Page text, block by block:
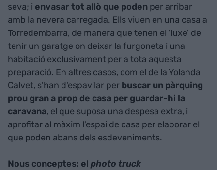
seva; i envasar tot allò que poden per arribar
amb la nevera carregada. Ells viuen en una casa a
Torredembarra, de manera que tenen el 'luxe' de
tenir un garatge on deixar la furgoneta i una
habitació exclusivament per a tota aquesta
preparació. En altres casos, com el de la Yolanda
Calvet, s'han d'espavilar per buscar un pàrquing
prou gran a prop de casa per guardar-hi la
caravana, el que suposa una despesa extra, i
aprofitar al màxim l'espai de casa per elaborar el
que poden abans dels esdeveniments.
Nous conceptes: el photo truck